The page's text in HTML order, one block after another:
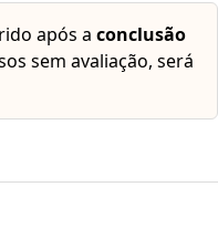
após a conclusão
sem avaliação, será